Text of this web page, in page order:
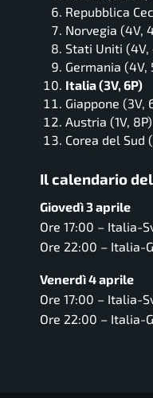
Repubblica
Norvegia (4V,
Stati Uniti (4V,
Germania (4V,
Italia (3V, 6P)
Giappone (3V,
Austria (1V, 8P)
Corea del Sud
Il calendario
Giovedì 3 aprile
Ore 17:00 – Italia-
Ore 22:00 – Italia-
Venerdì 4 aprile
Ore 17:00 – Italia-
Ore 22:00 – Italia-